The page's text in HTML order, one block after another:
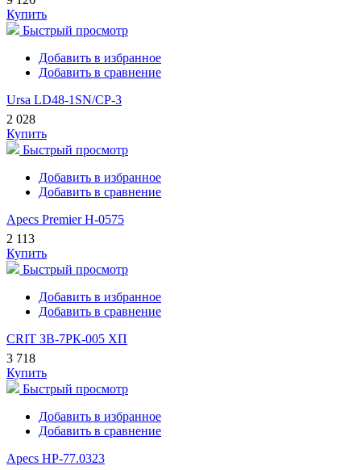
Купить
Быстрый просмотр
Добавить в избранное
Добавить в сравнение
Ursa LD48-1SN/CP-3
2 028
Купить
Быстрый просмотр
Добавить в избранное
Добавить в сравнение
Apecs Premier H-0575
2 113
Купить
Быстрый просмотр
Добавить в избранное
Добавить в сравнение
CRIT ЗВ-7РК-005 ХП
3 718
Купить
Быстрый просмотр
Добавить в избранное
Добавить в сравнение
Apecs HP-77.0323